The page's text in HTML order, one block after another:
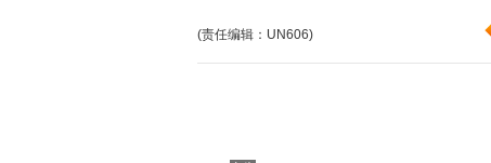
(责任编辑：UN606)